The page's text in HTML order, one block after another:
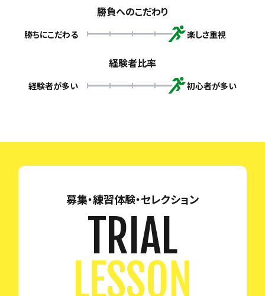
勝負へのこだわり
勝ちにこだわる 楽しさ重視
経験者比率
経験者が多い 初心者が多い
募集・練習体験・セレクション
TRIAL
LESSON